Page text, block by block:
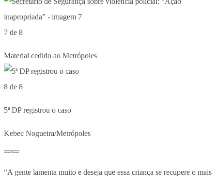
7 de 8
Material cedido ao Metrópoles
8 de 8
5ª DP registrou o caso
Kebec Nogueira/Metrópoles
“A gente lamenta muito e deseja que essa criança se recupere o mais